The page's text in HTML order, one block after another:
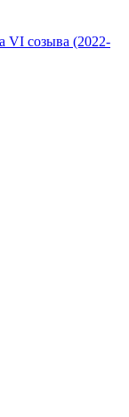
VI созыва (2022-